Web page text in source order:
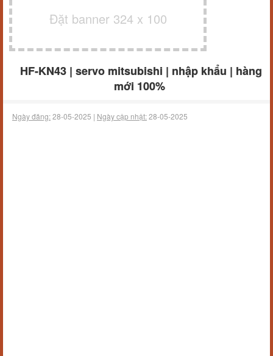
Đặt banner 324 x 100
HF-KN43 | servo mitsubishi | nhập khẩu | hàng
mới 100%
Ngày đăng:28-05-2025 | Ngày cập nhật:28-05-2025